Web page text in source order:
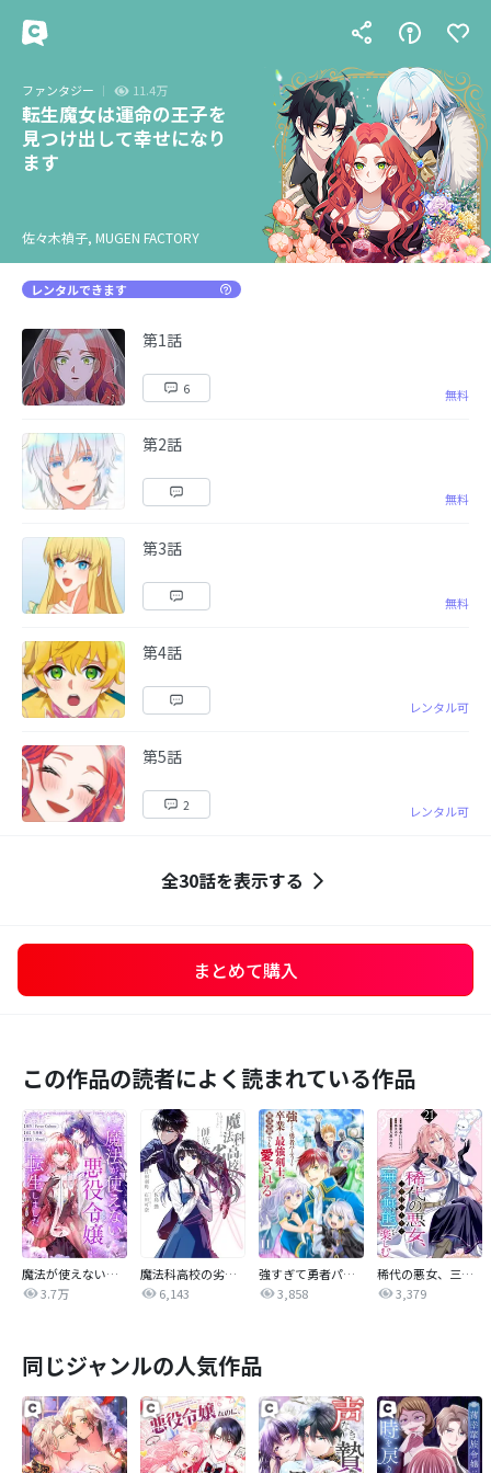
ファンタジー 11.4万
転生魔女は運命の王子を
見つけ出して幸せになり
ます
佐々木禎子, MUGEN FACTORY
レンタルできます
第1話
6 無料
第2話
無料
第3話
無料
第4話
レンタル可
第5話
2 レンタル可
全30話を表示する
まとめて購入
この作品の読者によく読まれている作品
魔法が使えない悪役令嬢に転生しました【タテヨミ】
3.7万
魔法科高校の劣等生 師族会議編
6,143
強すぎて勇者パーティーを卒業した最強剣士、魔法学園でも愛される
3,858
稀代の悪女、三度目の人生で【無才無能】を楽しむ【分冊版】
3,379
同じジャンルの人気作品